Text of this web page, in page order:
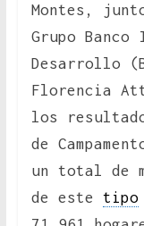
Montes,
Grupo Banco
Desarrollo
Florencia
los
de
un total de
de este tipo